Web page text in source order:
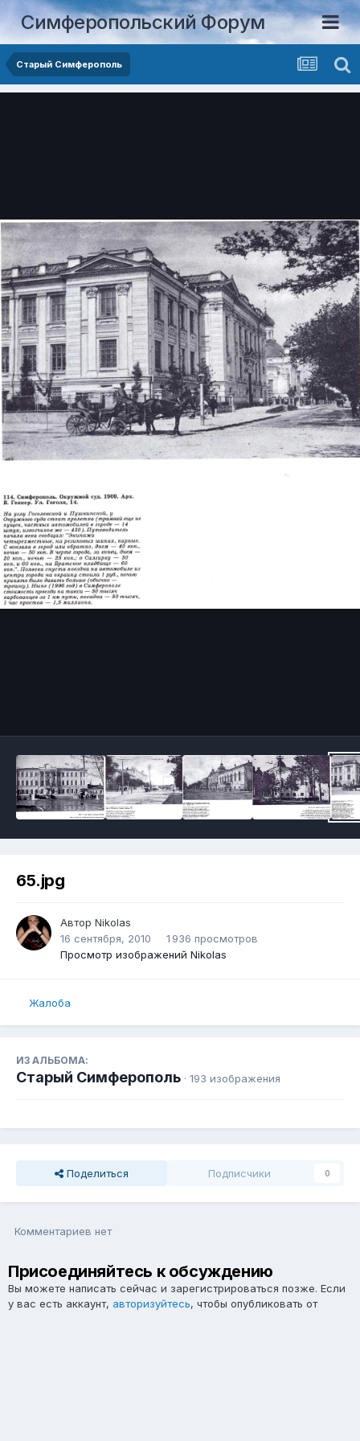
Симферопольский Форум
Старый Симферополь
65.jpg
Автор Nikolas
16 сентября, 2010
1 936 просмотров
Просмотр изображений Nikolas
Жалоба
ИЗ АЛЬБОМА:
Старый Симферополь · 193 изображения
Поделиться Подписчики 0
Комментариев нет
Присоединяйтесь к обсуждению
Вы можете написать сейчас и зарегистрироваться позже. Если
у вас есть аккаунт, авторизуйтесь, чтобы опубликовать от